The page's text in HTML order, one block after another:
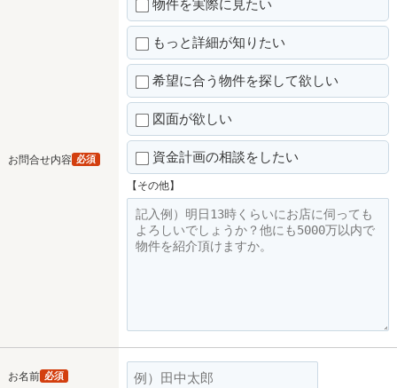
お問合せ内容 必須
物件を実際に見たい
もっと詳細が知りたい
希望に合う物件を探して欲しい
図面が欲しい
資金計画の相談をしたい
【その他】
お名前 必須